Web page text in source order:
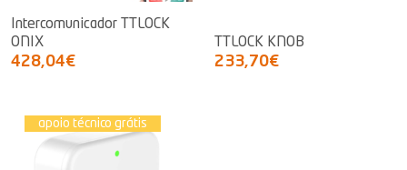
Intercomunicador TTLOCK
ONIX
428,04€
TTLOCK KNOB
233,70€
apoio técnico grátis